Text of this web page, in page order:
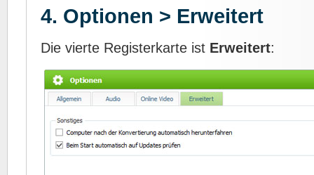
4. Optionen > Erweitert
Die vierte Registerkarte ist Erweitert: